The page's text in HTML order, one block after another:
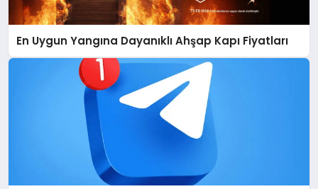
En Uygun Yangına Dayanıklı Ahşap Kapı Fiyatları